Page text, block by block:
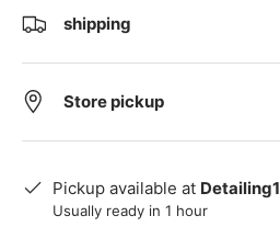
shipping
Store pickup
Pickup available at Detailing1
Usually ready in 1 hour